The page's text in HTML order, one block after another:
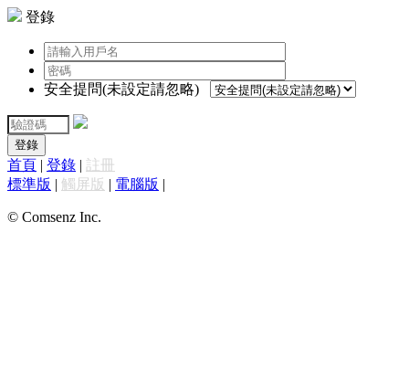
登錄
安全提問(未設定請忽略)
登錄
首頁 | 登錄 | 註冊
標準版 | 觸屏版 | 電腦版 |
© Comsenz Inc.